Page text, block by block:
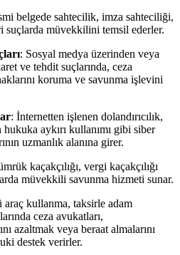
belgede sahtecilik, imza sahteciliği,
suçlarda müvekkilini temsil ederler.
: Sosyal medya üzerinden veya
ve tehdit suçlarında, ceza
koruma ve savunma işlevini
: İnternetten işlenen dolandırıcılık,
aykırı kullanımı gibi siber
uzmanlık alanına girer.
kaçakçılığı, vergi kaçakçılığı
müvekkili savunma hizmeti sunar.
kullanma, taksirle adam
ceza avukatları,
azaltmak veya beraat almalarını
destek verirler.